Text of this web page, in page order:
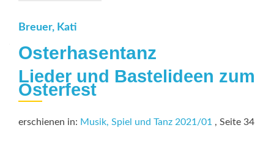
Breuer, Kati
Osterhasentanz
Lieder und Bastelideen zum
Osterfest
erschienen in: Musik, Spiel und Tanz 2021/01 , Seite 34